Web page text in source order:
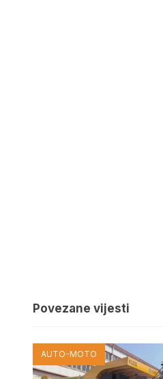
Povezane vijesti
AUTO-MOTO